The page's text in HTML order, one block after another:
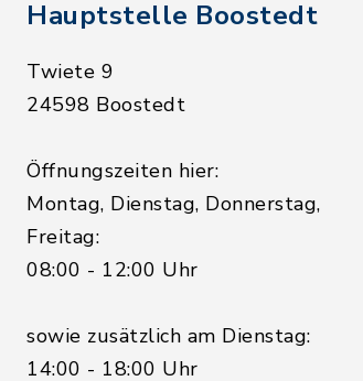
Hauptstelle Boostedt
Twiete 9
24598 Boostedt
Öffnungszeiten hier:
Montag, Dienstag, Donnerstag,
Freitag:
08:00 - 12:00 Uhr
sowie zusätzlich am Dienstag:
14:00 - 18:00 Uhr